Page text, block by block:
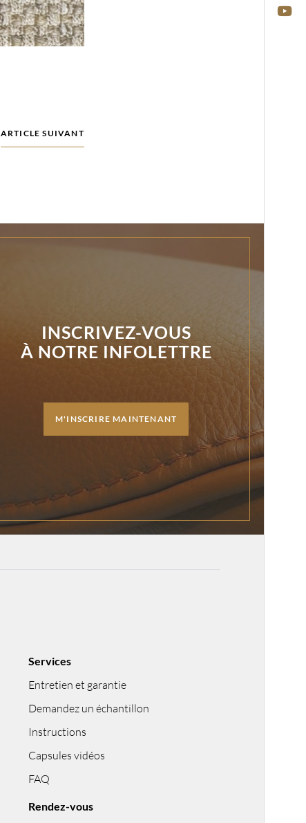
ARTICLE SUIVANT
INSCRIVEZ-VOUS
À NOTRE INFOLETTRE
M'INSCRIRE MAINTENANT
Services
Entretien et garantie
Demandez un échantillon
Instructions
Capsules vidéos
FAQ
Rendez-vous